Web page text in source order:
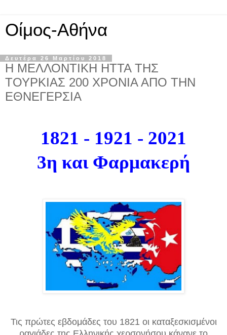
Οίμος-Αθήνα
Δευτέρα 26 Μαρτίου 2018
Η ΜΕΛΛΟΝΤΙΚΗ ΗΤΤΑ ΤΗΣ
ΤΟΥΡΚΙΑΣ 200 ΧΡΟΝΙΑ ΑΠΟ ΤΗΝ
ΕΘΝΕΓΕΡΣΙΑ
1821 - 1921 - 2021
3η και Φαρμακερή
Τις πρώτες εβδομάδες του 1821 οι καταξεσκισμένοι